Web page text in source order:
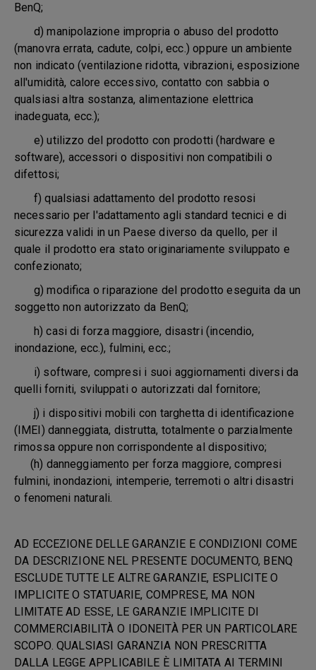
BenQ;
d) manipolazione impropria o abuso del prodotto
(manovra errata, cadute, colpi, ecc.) oppure un ambiente
non indicato (ventilazione ridotta, vibrazioni, esposizione
all'umidità, calore eccessivo, contatto con sabbia o
qualsiasi altra sostanza, alimentazione elettrica
inadeguata, ecc.);
e) utilizzo del prodotto con prodotti (hardware e
software), accessori o dispositivi non compatibili o
difettosi;
f) qualsiasi adattamento del prodotto resosi
necessario per l'adattamento agli standard tecnici e di
sicurezza validi in un Paese diverso da quello, per il
quale il prodotto era stato originariamente sviluppato e
confezionato;
g) modifica o riparazione del prodotto eseguita da un
soggetto non autorizzato da BenQ;
h) casi di forza maggiore, disastri (incendio,
inondazione, ecc.), fulmini, ecc.;
i) software, compresi i suoi aggiornamenti diversi da
quelli forniti, sviluppati o autorizzati dal fornitore;
j) i dispositivi mobili con targhetta di identificazione
(IMEI) danneggiata, distrutta, totalmente o parzialmente
rimossa oppure non corrispondente al dispositivo;
(h) danneggiamento per forza maggiore, compresi
fulmini, inondazioni, intemperie, terremoti o altri disastri
o fenomeni naturali.
AD ECCEZIONE DELLE GARANZIE E CONDIZIONI COME
DA DESCRIZIONE NEL PRESENTE DOCUMENTO, BENQ
ESCLUDE TUTTE LE ALTRE GARANZIE, ESPLICITE O
IMPLICITE O STATUARIE, COMPRESE, MA NON
LIMITATE AD ESSE, LE GARANZIE IMPLICITE DI
COMMERCIABILITÀ O IDONEITÀ PER UN PARTICOLARE
SCOPO. QUALSIASI GARANZIA NON PRESCRITTA
DALLA LEGGE APPLICABILE È LIMITATA AI TERMINI